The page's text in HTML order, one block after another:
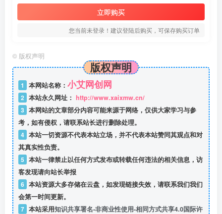
立即购买
您当前未登录！建议登陆后购买，可保存购买订单
© 版权声明
版权声明
1 本网站名称： 小艾网创网
2 本站永久网址： http://www.xaixmw.cn/
3 本网站的文章部分内容可能来源于网络，仅供大家学习与参
考，如有侵权，请联系站长进行删除处理。
4 本站一切资源不代表本站立场，并不代表本站赞同其观点和对
其真实性负责。
5 本站一律禁止以任何方式发布或转载任何违法的相关信息，访
客发现请向站长举报
6 本站资源大多存储在云盘，如发现链接失效，请联系我们我们
会第一时间更新。
7 本站采用知识共享署名-非商业性使用-相同方式共享4.0国际许